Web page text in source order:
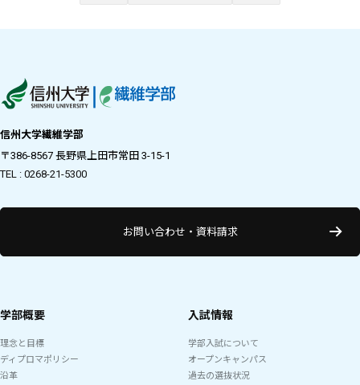
信州大学繊維学部
〒386-8567 長野県上田市常田 3-15-1
TEL : 0268-21-5300
お問い合わせ・資料請求
学部概要
理念と目標
ディプロマポリシー
沿革
入試情報
学部入試について
オープンキャンパス
過去の選抜状況